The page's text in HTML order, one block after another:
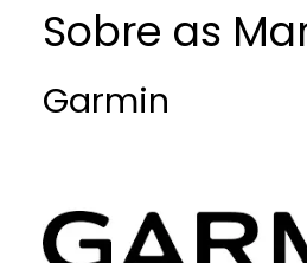
Sobre as
Garmin